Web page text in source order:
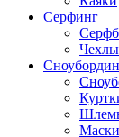
Серфинг